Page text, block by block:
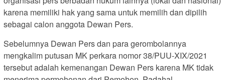
karena memiliki hak yang sama untuk memilih dan dipilih
sebagai calon anggota Dewan Pers.
Sebelumnya Dewan Pers dan para gerombolannya
mengkalim putusan MK perkara nomor 38/PUU-XIX/2021
tersebut adalah kemenangan Dewan Pers karena MK tidak